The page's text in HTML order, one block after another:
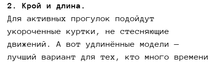
2. Крой и длина.
Для активных прогулок подойдут
укороченные куртки, не стесняющие
движений. А вот удлинённые модели —
лучший вариант для тех, кто много времени